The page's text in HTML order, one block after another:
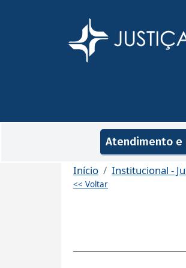
Navegação
Atendimento
Início Institucional -
<< Voltar